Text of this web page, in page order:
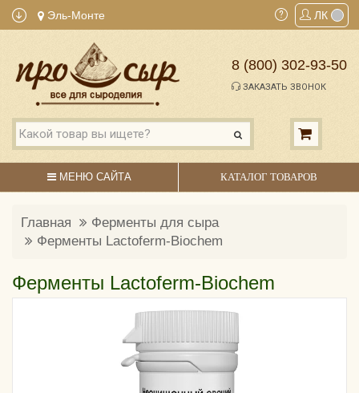
Эль-Монте ЛК
8 (800) 302-93-50
ЗАКАЗАТЬ ЗВОНОК
МЕНЮ САЙТА КАТАЛОГ ТОВАРОВ
Главная
Ферменты для сыра
Ферменты Lactoferm-Biochem
Ферменты Lactoferm-Biochem